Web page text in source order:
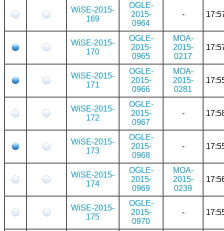
WiSE-2015-
169
OGLE-
2015-
0964
-
WiSE-2015-
170
OGLE-
2015-
0965
MOA-
2015-
0217
WiSE-2015-
171
OGLE-
2015-
0966
MOA-
2015-
0281
WiSE-2015-
172
OGLE-
2015-
0967
-
WiSE-2015-
173
OGLE-
2015-
0968
-
WiSE-2015-
174
OGLE-
2015-
0969
MOA-
2015-
0239
WiSE-2015-
175
OGLE-
2015-
0970
-